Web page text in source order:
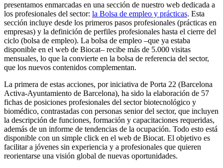
presentamos enmarcadas en una sección de nuestro web dedicada a
los profesionales del sector: la Bolsa de empleo y prácticas. Esta
sección incluye desde los primeros pasos profesionales (prácticas en
empresas) y la definición de perfiles profesionales hasta el cierre del
ciclo (bolsa de empleo). La bolsa de empleo –que ya estaba
disponible en el web de Biocat– recibe más de 5.000 visitas
mensuales, lo que la convierte en la bolsa de referencia del sector,
que los nuevos contenidos complementan.
La primera de estas acciones, por iniciativa de Porta 22 (Barcelona
Activa-Ayuntamiento de Barcelona), ha sido la elaboración de 57
fichas de posiciones profesionales del sector biotecnológico y
biomédico, contrastadas con personas senior del sector, que incluyen
la descripción de funciones, formación y capacitaciones requeridas,
además de un informe de tendencias de la ocupación. Todo esto está
disponible con un simple click en el web de Biocat. El objetivo es
facilitar a jóvenes sin experiencia y a profesionales que quieren
reorientarse una visión global de nuevas oportunidades.